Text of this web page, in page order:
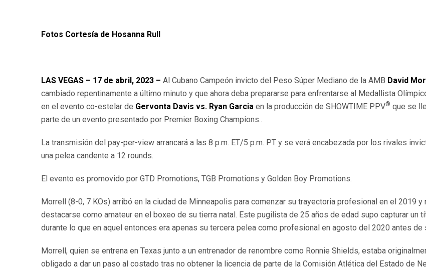
Fotos Cortesía de Hosanna Rull
LAS VEGAS – 17 de abril, 2023 – Al Cubano Campeón invicto del Peso Súper Mediano de la AMB David
cambiado repentinamente a último minuto y que ahora deba prepararse para enfrentarse al Medallista
en el evento co-estelar de Gervonta Davis vs. Ryan Garcia en la producción de SHOWTIME PPV® que se
parte de un evento presentado por Premier Boxing Champions..
La transmisión del pay-per-view arrancará a las 8 p.m. ET/5 p.m. PT y se verá encabezada por los rivales
una pelea candente a 12 rounds.
El evento es promovido por GTD Promotions, TGB Promotions y Golden Boy Promotions.
Morrell (8-0, 7 KOs) arribó en la ciudad de Minneapolis para comenzar su trayectoria profesional en el 2019
destacarse como amateur en el boxeo de su tierra natal. Este pugilista de 25 años de edad supo capturar un
durante lo que en aquel entonces era apenas su tercera pelea como profesional en agosto del 2020 antes de
Morrell, quien se entrena en Texas junto a un entrenador de renombre como Ronnie Shields, estaba
obligado a dar un paso al costado tras no obtener la licencia de parte de la Comisión Atlética del Estado de